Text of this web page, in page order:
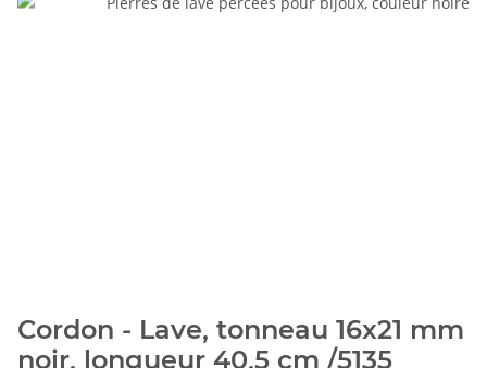
Cordon - Lave, tonneau 16x21 mm
noir, longueur 40,5 cm /5135